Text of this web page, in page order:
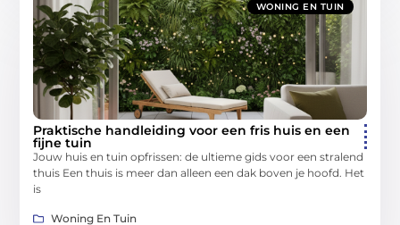
WONING EN TUIN
Praktische handleiding voor een fris huis en een
fijne tuin
Jouw huis en tuin opfrissen: de ultieme gids voor een stralend
thuis Een thuis is meer dan alleen een dak boven je hoofd. Het
is
Woning En Tuin